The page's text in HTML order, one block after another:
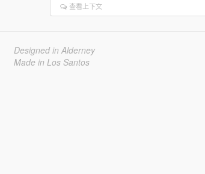
查看上下文
Designed in Alderney
Made in Los Santos